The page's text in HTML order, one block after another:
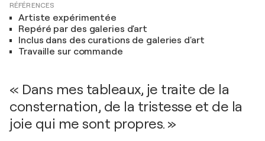
RÉFÉRENCES
Artiste expérimentée
Repéré par des galeries d'art
Inclus dans des curations de galeries d'art
Travaille sur commande
« Dans mes tableaux, je traite de la
consternation, de la tristesse et de la
joie qui me sont propres. »